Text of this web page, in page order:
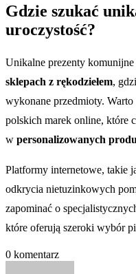
Gdzie szukać
uroczystość?
Unikalne prezenty
sklepach z rękodziełem,
wykonane przedmioty.
polskich marek online, które
w personalizowanych
Platformy internetowe, takie
odkrycia nietuzinkowych
zapominać o
które oferują szeroki wybór
0 komentarz